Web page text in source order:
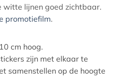
lijnen goed zichtbaar.
promotiefilm.
cm hoog.
zijn met elkaar te
samenstellen op de hoogte